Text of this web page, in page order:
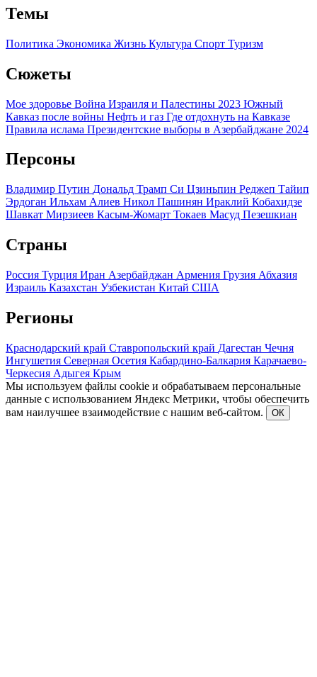
Темы
Политика Экономика Жизнь Культура Спорт Туризм
Сюжеты
Мое здоровье Война Израиля и Палестины 2023 Южный
Кавказ после войны Нефть и газ Где отдохнуть на Кавказе
Правила ислама Президентские выборы в Азербайджане 2024
Персоны
Владимир Путин Дональд Трамп Си Цзиньпин Реджеп Тайип
Эрдоган Ильхам Алиев Никол Пашинян Ираклий Кобахидзе
Шавкат Мирзиеев Касым-Жомарт Токаев Масуд Пезешкиан
Страны
Россия Турция Иран Азербайджан Армения Грузия Абхазия
Израиль Казахстан Узбекистан Китай США
Регионы
Краснодарский край Ставропольский край Дагестан Чечня
Ингушетия Северная Осетия Кабардино-Балкария Карачаево-
Черкесия Адыгея Крым
Мы используем файлы cookie и обрабатываем персональные
данные с использованием Яндекс Метрики, чтобы обеспечить
вам наилучшее взаимодействие с нашим веб-сайтом.
ОК